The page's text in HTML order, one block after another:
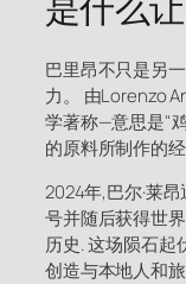
巴里昂不只是另
力。 由Lorenzo
学著称—意思是"
的原料所制作的
2024年,巴尔·莱
号并随后获得世
历史. 这场陨石起
创造与本地人和